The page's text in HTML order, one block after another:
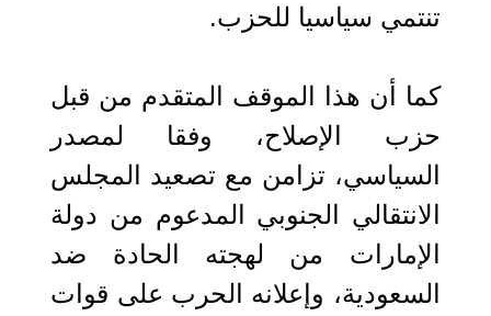
تنتمي سياسيا للحزب.
كما أن هذا الموقف المتقدم من قبل
حزب الإصلاح، وفقا لمصدر
السياسي، تزامن مع تصعيد المجلس
الانتقالي الجنوبي المدعوم من دولة
الإمارات من لهجته الحادة ضد
السعودية، وإعلانه الحرب على قوات